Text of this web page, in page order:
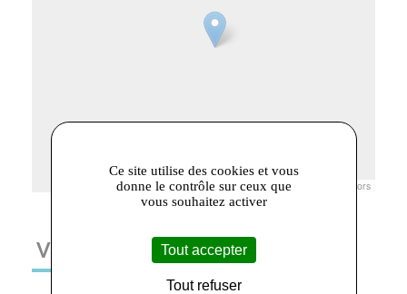
|© Openstreetmap France | ©OpenStreetMap contributors
VOUS AIMEREZ AUSSI
Ce site utilise des cookies et vous
donne le contrôle sur ceux que
vous souhaitez activer
Tout accepter
Tout refuser